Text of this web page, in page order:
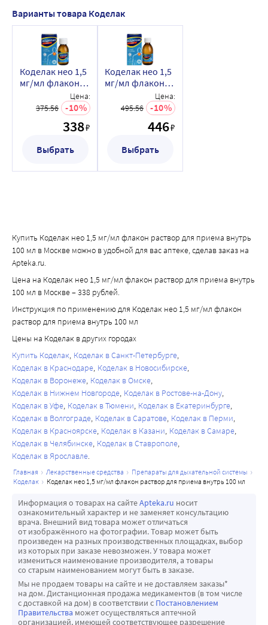
Варианты товара Коделак
Коделак нео 1,5
мг/мл флакон
раствор для
приема внутрь
Цена:
375.56
10
338₽
Выбрать
Коделак нео 1,5
мг/мл флакон
раствор для
приема внутрь
Цена:
495.56
10
446₽
Выбрать
Купить Коделак нео 1,5 мг/мл флакон раствор для приема внутрь
100 мл в Москве можно в удобной для вас аптеке, сделав заказ на
Apteka.ru.
Цена на Коделак нео 1,5 мг/мл флакон раствор для приема внутрь
100 мл в Москве – 338 рублей.
Инструкция по применению для Коделак нео 1,5 мг/мл флакон
раствор для приема внутрь 100 мл
Цены на Коделак в других городах
Купить Коделак Коделак в Санкт-Петербурге
Коделак в Краснодаре Коделак в Новосибирске
Коделак в Воронеже Коделак в Омске
Коделак в Нижнем Новгороде Коделак в Ростове-на-Дону
Коделак в Уфе Коделак в Тюмени Коделак в Екатеринбурге
Коделак в Волгограде Коделак в Саратове Коделак в Перми
Коделак в Красноярске Коделак в Казани Коделак в Самаре
Коделак в Челябинске Коделак в Ставрополе
Коделак в Ярославле
главная лекарственные средства
препараты для дыхательной системы
коделак
коделак нео 1,5 мг/мл флакон раствор для приема внутрь 100 мл
Информация о товарах на сайтеApteka.ru носит
ознакомительный характер и не заменяет консультацию
врача. Внешний вид товара может отличаться
от изображённого на фотографии. Товар может быть
произведен на разных производственных площадках, выбор
из которых при заказе невозможен. У товара может
измениться наименование производителя, а товары
со старым наименованием могут быть в заказе.
Мы не продаем товары на сайте и не доставляем заказы*
на дом. Дистанционная продажа медикаментов (в том числе
с доставкой на дом) в соответствии с Постановлением
Правительства может осуществляться аптечной
организацией, имеющей соответствующее разрешение